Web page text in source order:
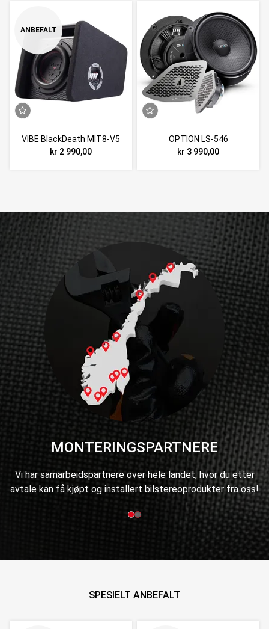
ANBEFALT
VIBE BlackDeath MIT8-V5
kr 2 990,00
OPTION LS-546
kr 3 990,00
MONTERINGSPARTNERE
Vi har samarbeidspartnere over hele landet, hvor du etter
avtale kan få kjøpt og installert bilstereoprodukter fra oss!
SPESIELT ANBEFALT